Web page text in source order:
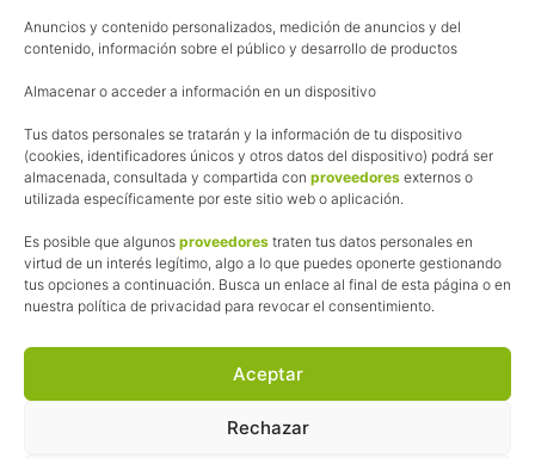
Anuncios y contenido personalizados, medición de anuncios y del
contenido, información sobre el público y desarrollo de productos
Almacenar o acceder a información en un dispositivo
Tus datos personales se tratarán y la información de tu dispositivo
(cookies, identificadores únicos y otros datos del dispositivo) podrá ser
almacenada, consultada y compartida con proveedores externos o
utilizada específicamente por este sitio web o aplicación.
Es posible que algunos proveedores traten tus datos personales en
virtud de un interés legítimo, algo a lo que puedes oponerte gestionando
tus opciones a continuación. Busca un enlace al final de esta página o en
nuestra política de privacidad para revocar el consentimiento.
Aceptar
Rechazar
Política de cookies
Afiliación
La web de Pedalesyzapatillas utiliza programas de afiliación.
¿Qué significa esto?
Cuando recomiendo algún producto, pongo enlaces a tiendas
online que utilizo y, por cada compra que realizas, me llevo
una comisión sin que a ti te cueste más dinero.
Esas comisiones me permiten seguir manteniendo esta web,
las inscripciones a muchas de las marchas para después
Siempre escribo sobre productos y tiendas que he probado